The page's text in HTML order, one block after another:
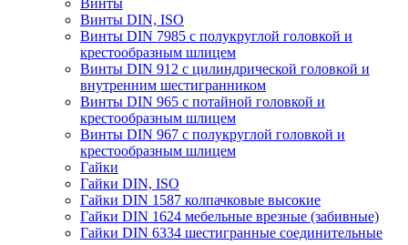
Винты
Винты DIN, ISO
Винты DIN 7985 с полукруглой головкой и
крестообразным шлицем
Винты DIN 912 с цилиндрической головкой и
внутренним шестигранником
Винты DIN 965 с потайной головкой и
крестообразным шлицем
Винты DIN 967 с полукруглой головкой и
крестообразным шлицем
Гайки
Гайки DIN, ISO
Гайки DIN 1587 колпачковые высокие
Гайки DIN 1624 мебельные врезные (забивные)
Гайки DIN 6334 шестигранные соединительные